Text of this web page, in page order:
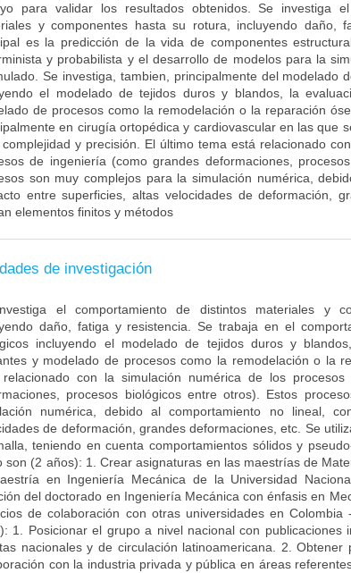
para validar los resultados obtenidos. Se investiga
y componentes hasta su rotura, incluyendo daño,
es la predicción de la vida de componentes
y probabilista y el desarrollo de modelos para la
Se investiga, tambien, principalmente del modelado
el modelado de tejidos duros y blandos, la
de procesos como la remodelación o la reparación
en cirugía ortopédica y cardiovascular en las que
y precisión. El último tema está relacionado
de ingeniería (como grandes deformaciones,
son muy complejos para la simulación numérica,
entre superficies, altas velocidades de deformación,
elementos finitos y métodos
de investigación
el comportamiento de distintos materiales y
daño, fatiga y resistencia. Se trabaja en el
incluyendo el modelado de tejidos duros y
y modelado de procesos como la remodelación o la
con la simulación numérica de los
procesos biológicos entre otros). Estos
numérica, debido al comportamiento no lineal,
de deformación, grandes deformaciones, etc. Se
teniendo en cuenta comportamientos sólidos y
son (2 años): 1. Crear asignaturas en las maestrías de
en Ingeniería Mecánica de la Universidad
del doctorado en Ingeniería Mecánica con énfasis en
de colaboración con otras universidades en
1. Posicionar el grupo a nivel nacional con publicaciones
nacionales y de circulación latinoamericana. 2. Obtener
con la industria privada y pública en áreas